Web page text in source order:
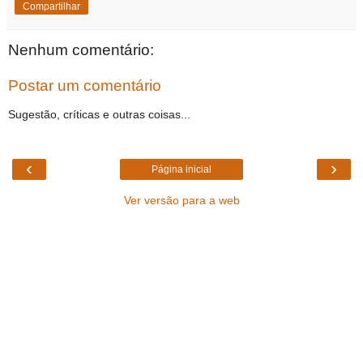
Compartilhar
Nenhum comentário:
Postar um comentário
Sugestão, críticas e outras coisas...
‹ ›
Página inicial
Ver versão para a web